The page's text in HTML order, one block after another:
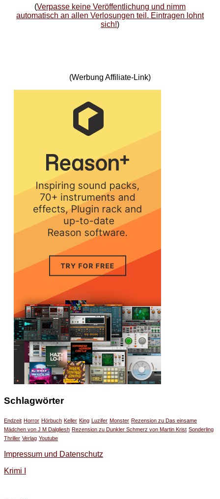
(Verpasse keine Veröffentlichung und nimm
automatisch an allen Verlosungen teil. Eintragen lohnt
sich!)
(Werbung Affiliate-Link)
Schlagwörter
Endzeit Horror Hörbuch Keller King Luzifer Monster Rezension zu Das einsame
Mädchen von J M Dalgliesh Rezension zu Dunkler Schmerz von Martin Krist Sonderling
Thriller Verlag Youtube
Impressum und Datenschutz
Krimi I